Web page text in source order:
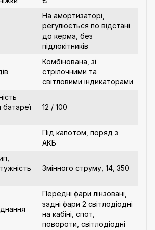
На амортизаторі,
регулюється по відстані
до керма, без
підлокітників
Комбінована, зі
стрілочними та
світловими індикаторами
батареї
12 / 100
Під капотом, поряд з
АКБ
Змінного струму, 14, 350
Передні фари лінзовані,
задні фари 2 світлодіодні
на кабіні, спот,
повороти, світлодіодні